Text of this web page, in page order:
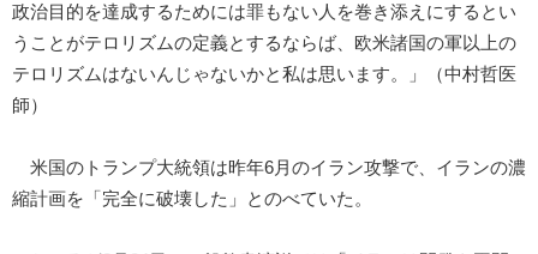
政治目的を達成するためには罪もない人を巻き添えにするとい
うことがテロリズムの定義とするならば、欧米諸国の軍以上の
テロリズムはないんじゃないかと私は思います。」（中村哲医
師）
米国のトランプ大統領は昨年6月のイラン攻撃で、イランの濃
縮計画を「完全に破壊した」とのべていた。